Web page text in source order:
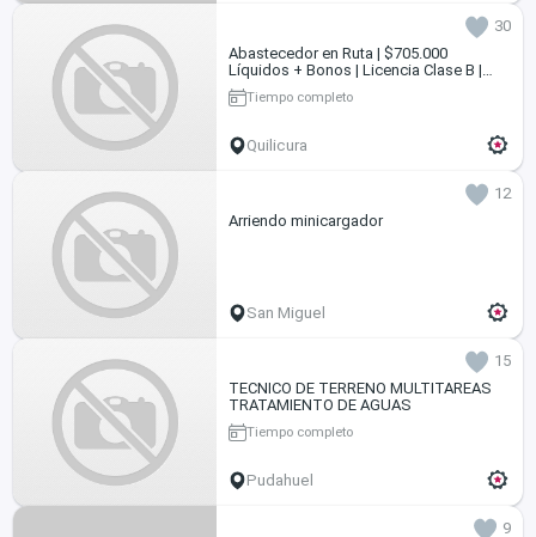
30
Abastecedor en Ruta | $705.000
Líquidos + Bonos | Licencia Clase B |
Quilicura
Tiempo completo
Quilicura
12
Arriendo minicargador
San Miguel
15
TECNICO DE TERRENO MULTITAREAS
TRATAMIENTO DE AGUAS
Tiempo completo
Pudahuel
9